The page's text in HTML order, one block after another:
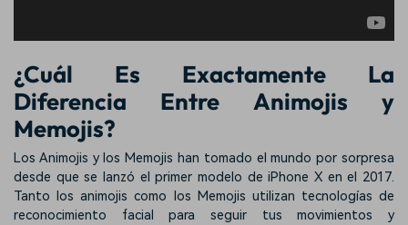
¿Cuál Es Exactamente La
Diferencia Entre Animojis y
Memojis?
Los Animojis y los Memojis han tomado el mundo por sorpresa
desde que se lanzó el primer modelo de iPhone X en el 2017.
Tanto los animojis como los Memojis utilizan tecnologías de
reconocimiento facial para seguir tus movimientos y